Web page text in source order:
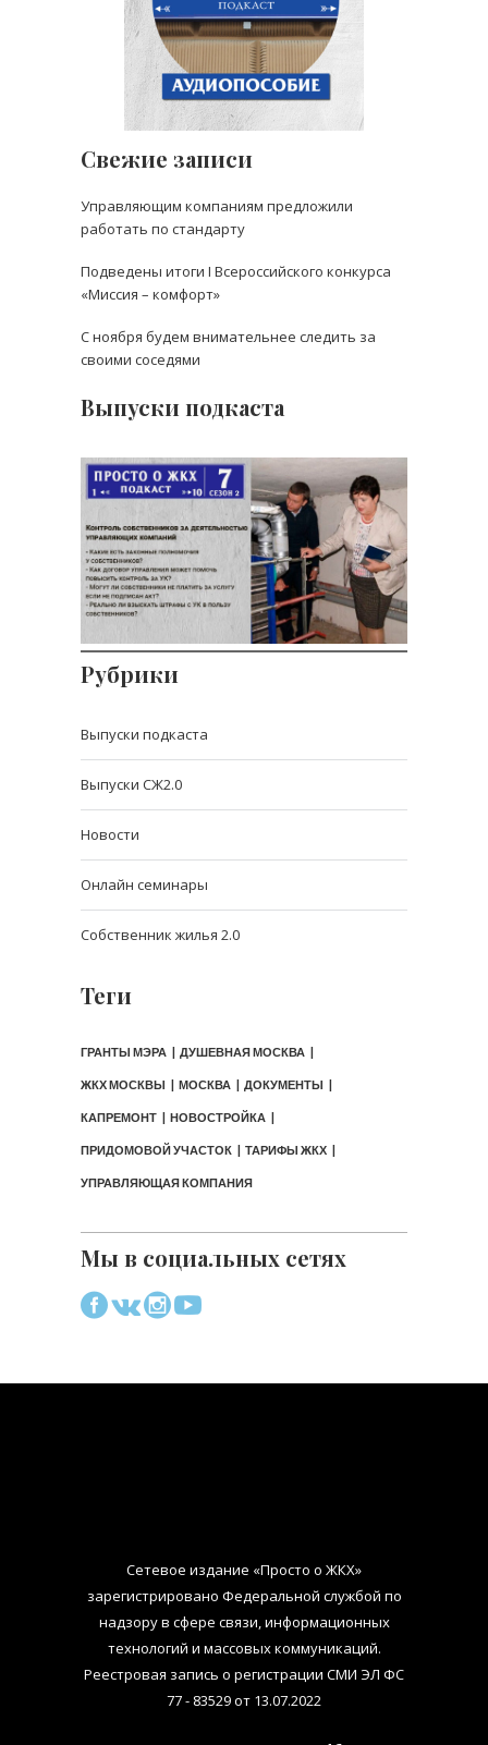
Свежие записи
Управляющим компаниям предложили
работать по стандарту
Подведены итоги I Всероссийского конкурса
«Миссия – комфорт»
С ноября будем внимательнее следить за
своими соседями
Выпуски подкаста
Контроль за
деятельностью
управляющей
организации
Могут ли собственники взять под
контроль управле
Рубрики
Выпуски подкаста
Выпуски СЖ2.0
Новости
Онлайн семинары
Собственник жилья 2.0
Теги
ГРАНТЫ МЭРА ДУШЕВНАЯ МОСКВА
ЖКХ МОСКВЫ МОСКВА ДОКУМЕНТЫ
КАПРЕМОНТ НОВОСТРОЙКА
ПРИДОМОВОЙ УЧАСТОК ТАРИФЫ ЖКХ
УПРАВЛЯЮЩАЯ КОМПАНИЯ
Мы в социальных сетях
Сетевое издание «Просто о ЖКХ»
зарегистрировано Федеральной службой по
надзору в сфере связи, информационных
технологий и массовых коммуникаций.
Реестровая запись о регистрации СМИ ЭЛ ФС
77 - 83529 от 13.07.2022